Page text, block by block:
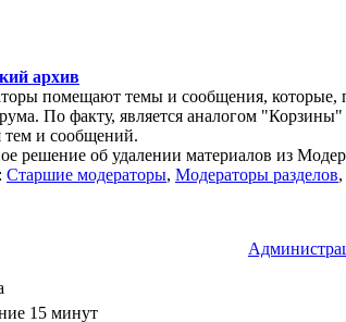
архив
помещают темы и сообщения, которые,
По факту, является аналогом
тем и сообщений.
решение об удалении материалов из
Старшие модераторы, Модераторы разделов,
15 минут